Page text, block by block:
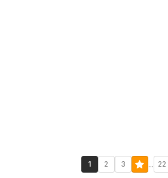
1 2 3 ... 22